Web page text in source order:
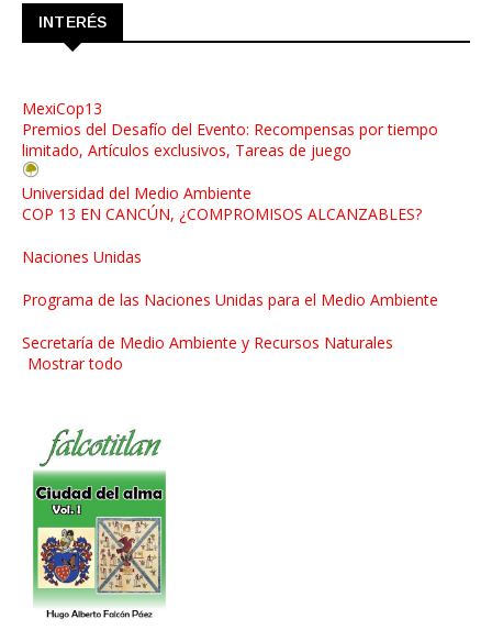
INTERÉS
MexiCop13
Premios del Desafío del Evento: Recompensas por tiempo
limitado, Artículos exclusivos, Tareas de juego
Universidad del Medio Ambiente
COP 13 EN CANCÚN, ¿COMPROMISOS ALCANZABLES?
Naciones Unidas
Programa de las Naciones Unidas para el Medio Ambiente
Secretaría de Medio Ambiente y Recursos Naturales
Mostrar todo